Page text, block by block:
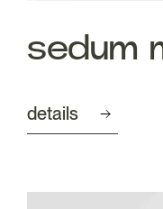
sedum
details